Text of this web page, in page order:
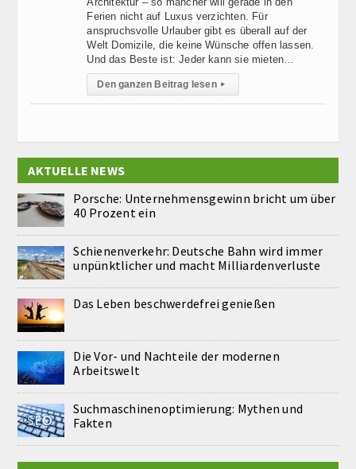
Ferien nicht auf Luxus verzichten. Für
anspruchsvolle Urlauber gibt es überall auf der
Welt Domizile, die keine Wünsche offen lassen.
Und das Beste ist: Jeder kann sie mieten…
Den ganzen Beitrag lesen ▸
AKTUELLE NEWS
Porsche: Unternehmensgewinn bricht um über
40 Prozent ein
Schienenverkehr: Deutsche Bahn wird immer
unpünktlicher und macht Milliardenverluste
Das Leben beschwerdefrei genießen
Die Vor- und Nachteile der modernen
Arbeitswelt
Suchmaschinenoptimierung: Mythen und
Fakten